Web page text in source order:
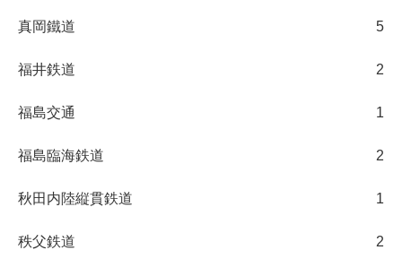
真岡鐵道 5
福井鉄道 2
福島交通 1
福島臨海鉄道 2
秋田内陸縦貫鉄道 1
秩父鉄道 2